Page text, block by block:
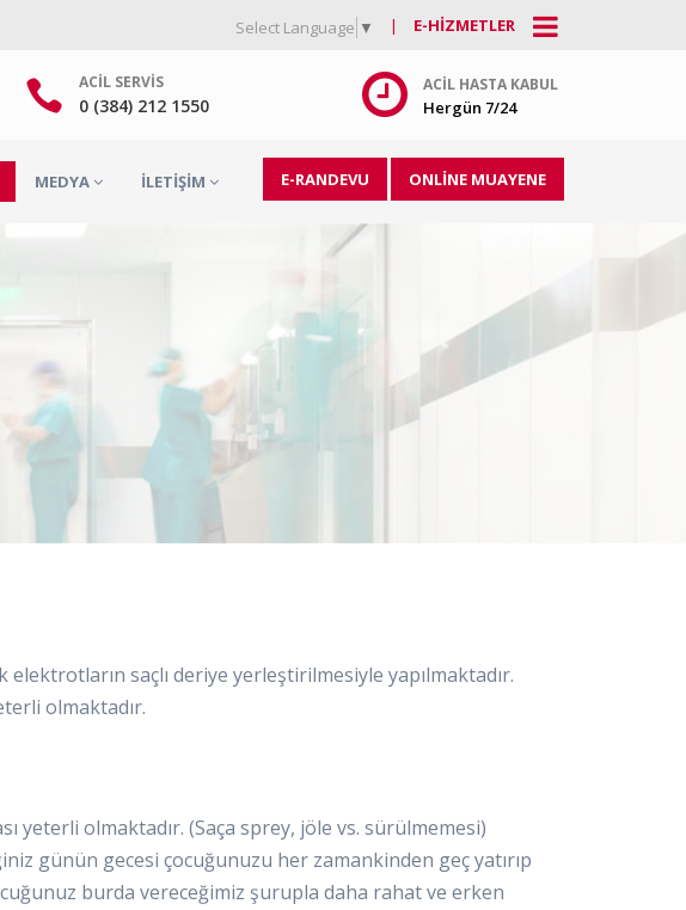
Select Language ▼ | E-HIZMETLER
ACIL SERVIS
0 (384) 212 1550
ACIL HASTA KABUL
Hergün 7/24
MEDYA İLETIŞIM E-RANDEVU ONLİNE MUAYENE
saçlı deriye yerleştirilmesiyle yapılmaktadır.
olmaktadır.
yeterli olmaktadır. (Saça sprey, jöle vs. sürülmemesi)
günün gecesi çocuğunuzu her zamankinden geç yatırıp
burda vereceğimiz şurupla daha rahat ve erken